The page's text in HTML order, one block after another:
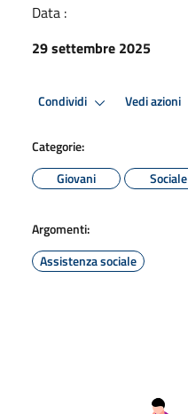
Data :
29 settembre 2025
Condividi Vedi azioni
Categorie:
Giovani
Sociale
Argomenti:
Assistenza sociale